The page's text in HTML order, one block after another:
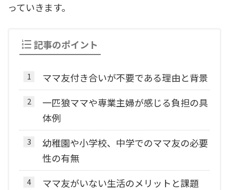
っていきます。
記事のポイント
ママ友付き合いが不要である理由と背景
一匹狼ママや専業主婦が感じる負担の具
体例
幼稚園や小学校、中学でのママ友の必要
性の有無
ママ友がいない生活のメリットと課題